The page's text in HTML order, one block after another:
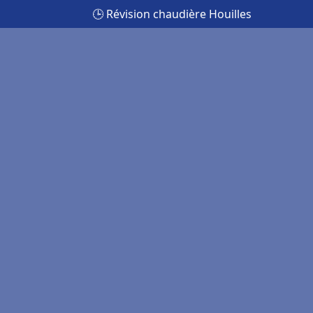
🕒 Révision chaudière Houilles